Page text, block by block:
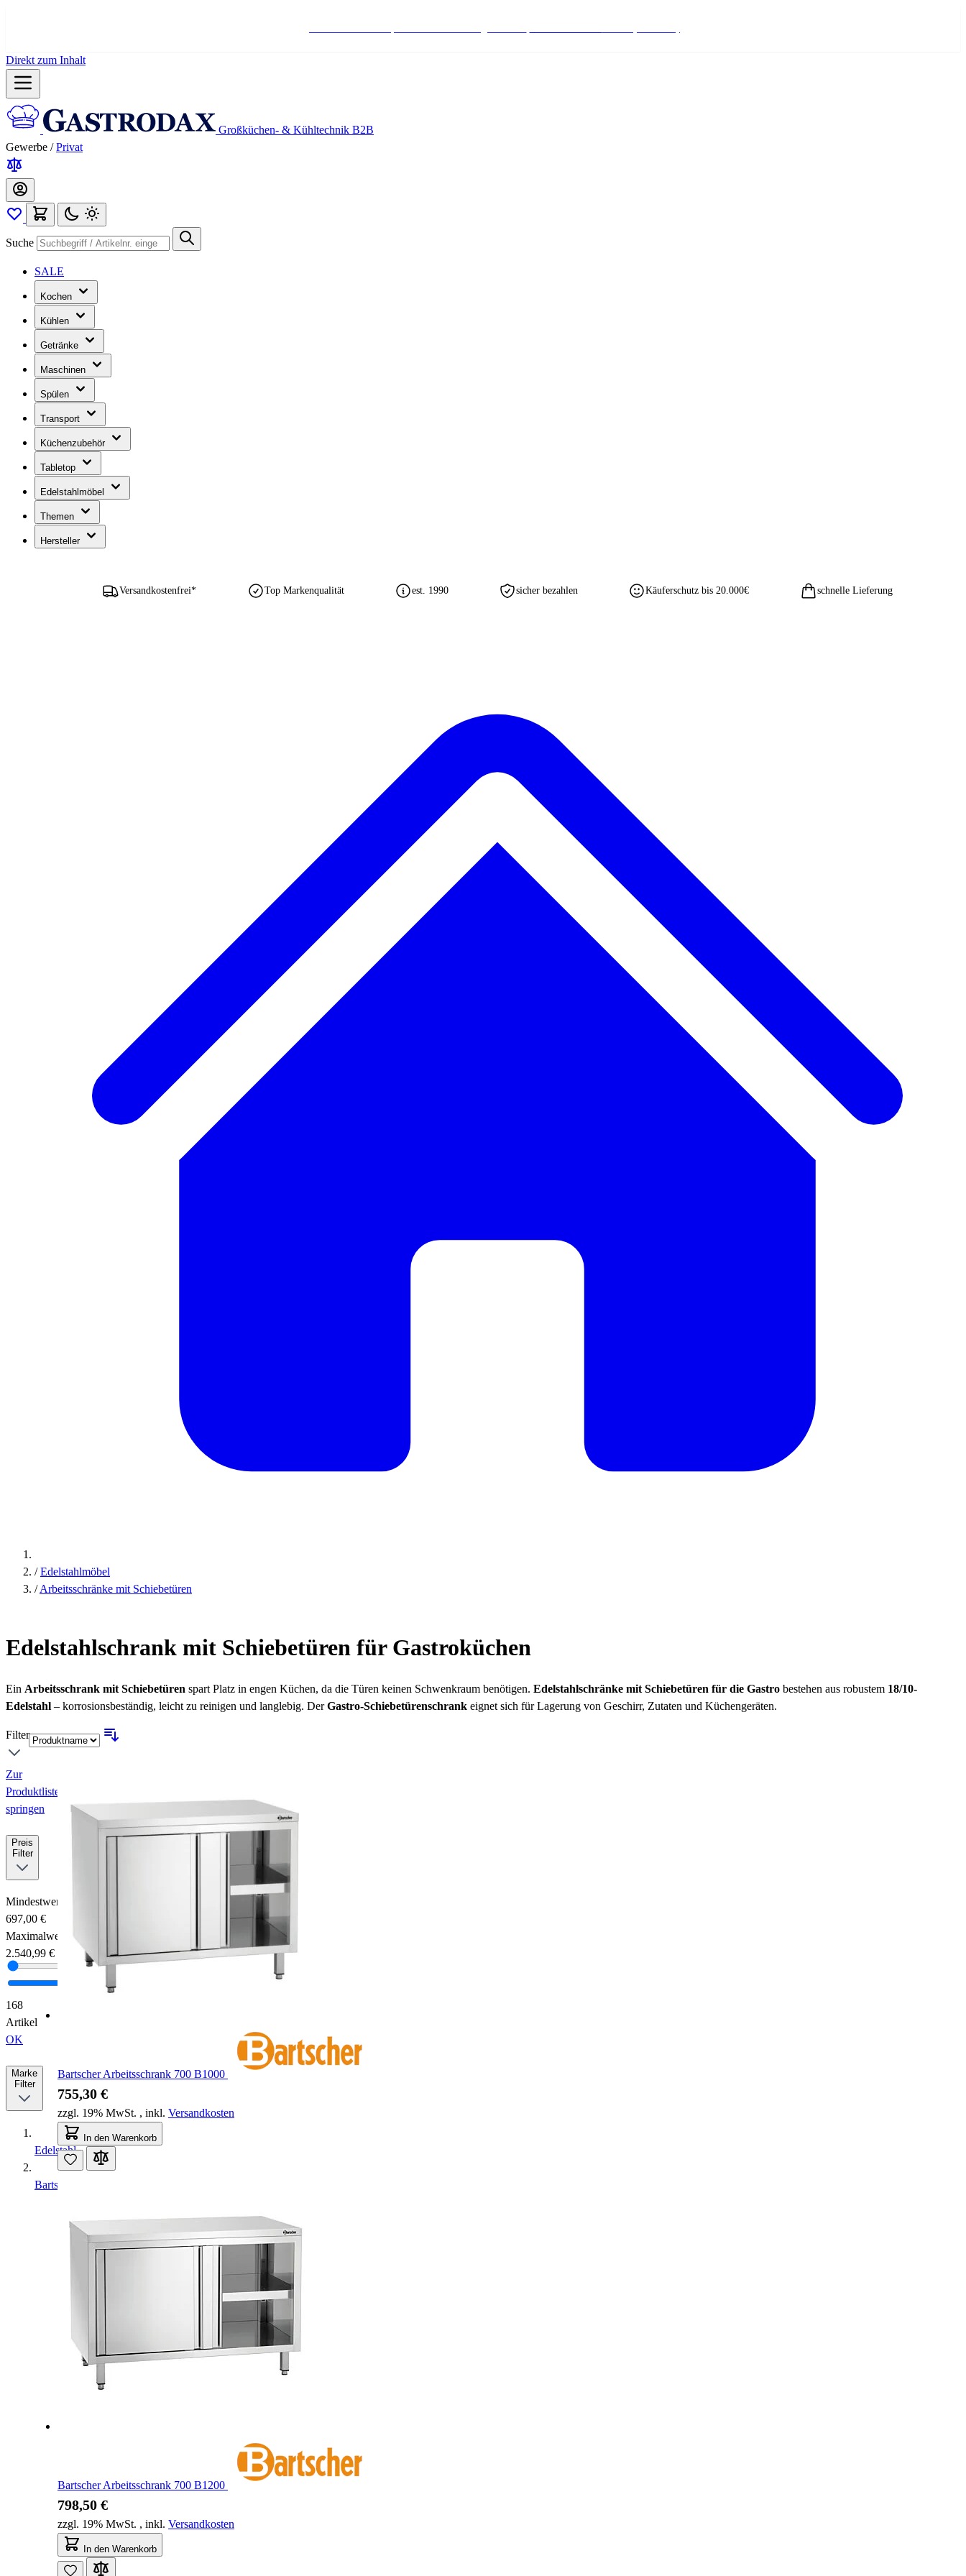
Direkt zum Inhalt
Großküchen- & Kühltechnik B2B
Gewerbe / Privat
Suche
SALE
Kochen
Kühlen
Getränke
Maschinen
Spülen
Transport
Küchenzubehör
Tabletop
Edelstahlmöbel
Themen
Hersteller
Versandkostenfrei* Top Markenqualität est. 1990 sicher bezahlen Käuferschutz bis 20.000€ schnelle Lieferung
/ Edelstahlmöbel
/ Arbeitsschränke mit Schiebetüren
Edelstahlschrank mit Schiebetüren für Gastroküchen
Ein Arbeitsschrank mit Schiebetüren spart Platz in engen Küchen, da die Türen keinen Schwenkraum benötigen. Edelstahlschränke mit Schiebetüren für die Gastro bestehen aus robustem 18/10-
Edelstahl – korrosionsbeständig, leicht zu reinigen und langlebig. DerGastro-Schiebetürenschrank eignet sich für Lagerung von Geschirr, Zutaten und Küchengeräten.
Filter
Zur
Produktliste
springen
Preis
Filter
Mindestwert
697,00 €
Maximalwert
2.540,99 €
168
Artikel
OK
Marke
Filter
Edelstahl
Bartscher
Bartscher Arbeitsschrank 700 B1000
755,30 €
zzgl. 19% MwSt. , inkl. Versandkosten
In den Warenkorb
Bartscher Arbeitsschrank 700 B1200
798,50 €
zzgl. 19% MwSt. , inkl. Versandkosten
In den Warenkorb